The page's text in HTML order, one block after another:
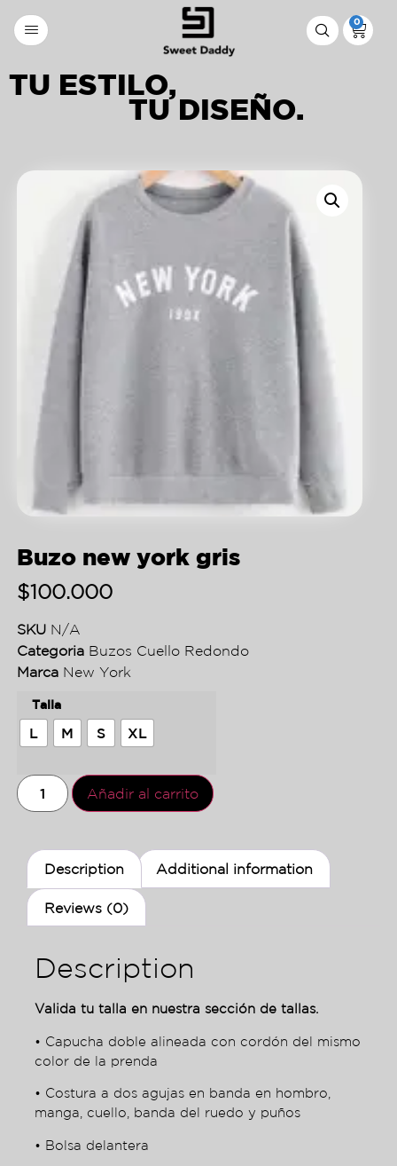
0
TU ESTILO,
TU DISEÑO.
Buzo new york gris
$100.000
SKU N/A
Categoria Buzos Cuello Redondo
Marca New York
Talla
L M S XL
Añadir al carrito
Description Additional information
Reviews (0)
Description
Valida tu talla en nuestra sección de tallas.
• Capucha doble alineada con cordón del mismo
color de la prenda
• Costura a dos agujas en banda en hombro,
manga, cuello, banda del ruedo y puños
• Bolsa delantera